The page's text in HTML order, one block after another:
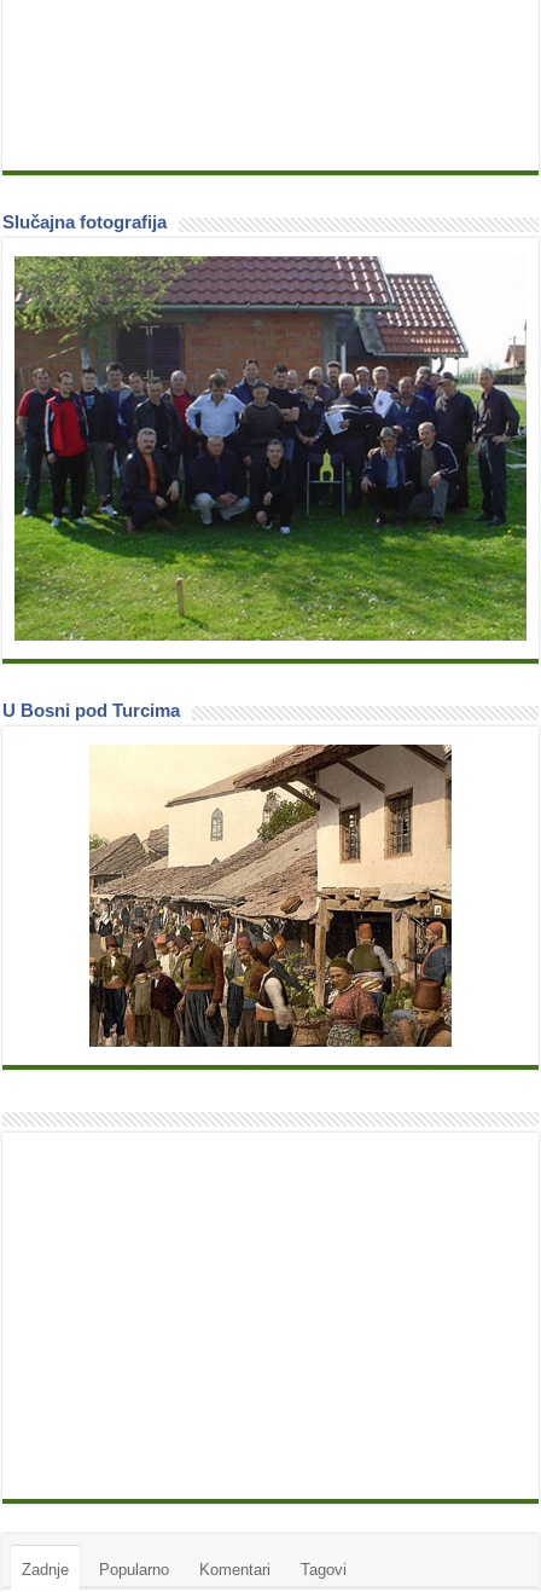
Slučajna fotografija
U Bosni pod Turcima
Zadnje Popularno Komentari Tagovi